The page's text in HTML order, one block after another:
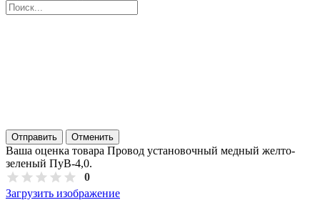
Отправить Отменить
Ваша оценка товара Провод установочный медный желто-
зеленый ПуВ-4,0.
0
Загрузить изображение